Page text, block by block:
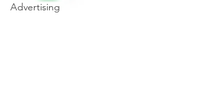
Advertising